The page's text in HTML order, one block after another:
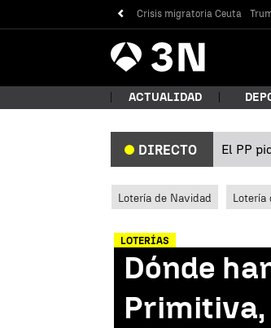
Crisis migratoria Ceuta
Antena
3 Noticias
ACTUALIDAD
DIRECTO El PP
Lotería de Navidad Lotería
LOTERÍAS
Dónde
Primitiva,